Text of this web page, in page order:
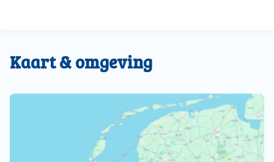
Kaart & omgeving